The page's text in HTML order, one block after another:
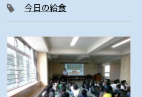
今日の給食